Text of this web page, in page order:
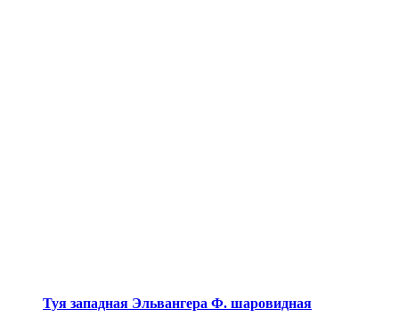
Туя западная Эльвангера Ф. шаровидная